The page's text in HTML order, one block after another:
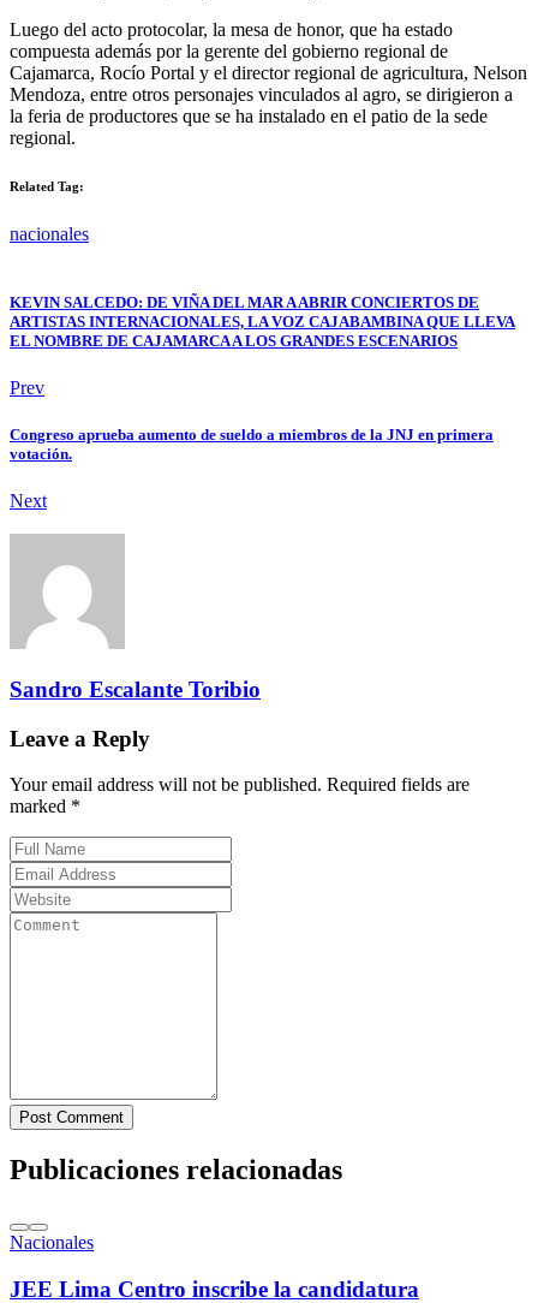
Luego del acto protocolar, la mesa de honor, que ha estado
compuesta además por la gerente del gobierno regional de
Cajamarca, Rocío Portal y el director regional de agricultura, Nelson
Mendoza, entre otros personajes vinculados al agro, se dirigieron a
la feria de productores que se ha instalado en el patio de la sede
regional.
Related Tag:
nacionales
KEVIN SALCEDO: DE VIÑA DEL MAR A ABRIR CONCIERTOS DE
ARTISTAS INTERNACIONALES, LA VOZ CAJABAMBINA QUE LLEVA
EL NOMBRE DE CAJAMARCA A LOS GRANDES ESCENARIOS
Prev
Congreso aprueba aumento de sueldo a miembros de la JNJ en primera
votación.
Next
Sandro Escalante Toribio
Leave a Reply
Your email address will not be published. Required fields are
marked *
Post Comment
Publicaciones relacionadas
Nacionales
JEE Lima Centro inscribe la candidatura